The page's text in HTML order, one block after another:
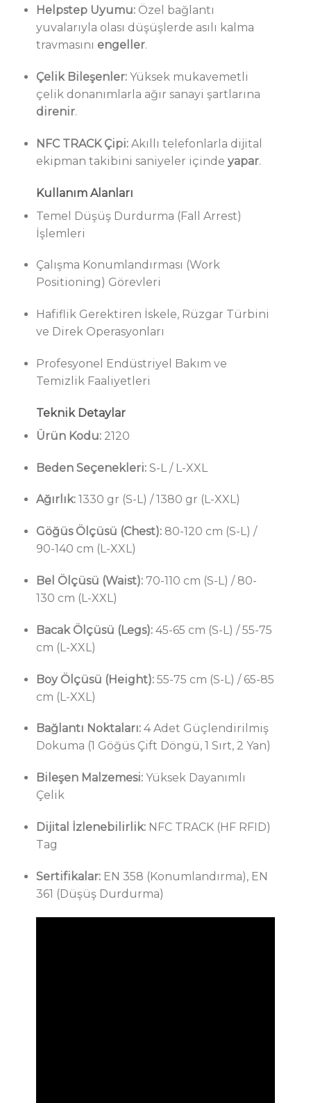
Helpstep Uyumu:Özel bağlantı
yuvalarıyla olası düşüşlerde asılı kalma
travmasını engeller.
Çelik Bileşenler:Yüksek mukavemetli
çelik donanımlarla ağır sanayi şartlarına
direnir.
NFC TRACK Çipi:Akıllı telefonlarla dijital
ekipman takibini saniyeler içinde yapar.
Kullanım Alanları
Temel Düşüş Durdurma (Fall Arrest)
İşlemleri
Çalışma Konumlandırması (Work
Positioning) Görevleri
Hafiflik Gerektiren İskele, Rüzgar Türbini
ve Direk Operasyonları
Profesyonel Endüstriyel Bakım ve
Temizlik Faaliyetleri
Teknik Detaylar
Ürün Kodu:2120
Beden Seçenekleri:S-L / L-XXL
Ağırlık:1330 gr (S-L) / 1380 gr (L-XXL)
Göğüs Ölçüsü (Chest):80-120 cm (S-L) /
90-140 cm (L-XXL)
Bel Ölçüsü (Waist):70-110 cm (S-L) / 80-
130 cm (L-XXL)
Bacak Ölçüsü (Legs):45-65 cm (S-L) / 55-75
cm (L-XXL)
Boy Ölçüsü (Height):55-75 cm (S-L) / 65-85
cm (L-XXL)
Bağlantı Noktaları:4 Adet Güçlendirilmiş
Dokuma (1 Göğüs Çift Döngü, 1 Sırt, 2 Yan)
Bileşen Malzemesi:Yüksek Dayanımlı
Çelik
Dijital İzlenebilirlik:NFC TRACK (HF RFID)
Tag
Sertifikalar:EN 358 (Konumlandırma), EN
361 (Düşüş Durdurma)